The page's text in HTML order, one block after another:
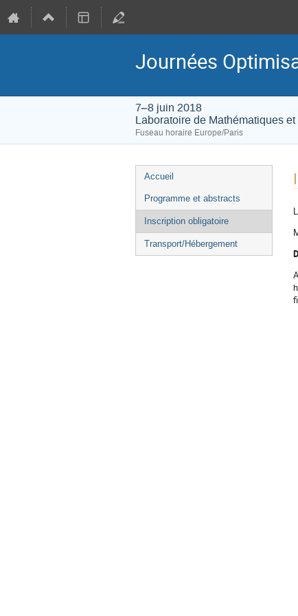
Journées
7–8 juin 2018
Laboratoire de Mathématiques
Fuseau horaire Europe/Paris
Menu
de
l'événement
Accueil
Programme et abstracts
Inscription obligatoire
Transport/Hébergement